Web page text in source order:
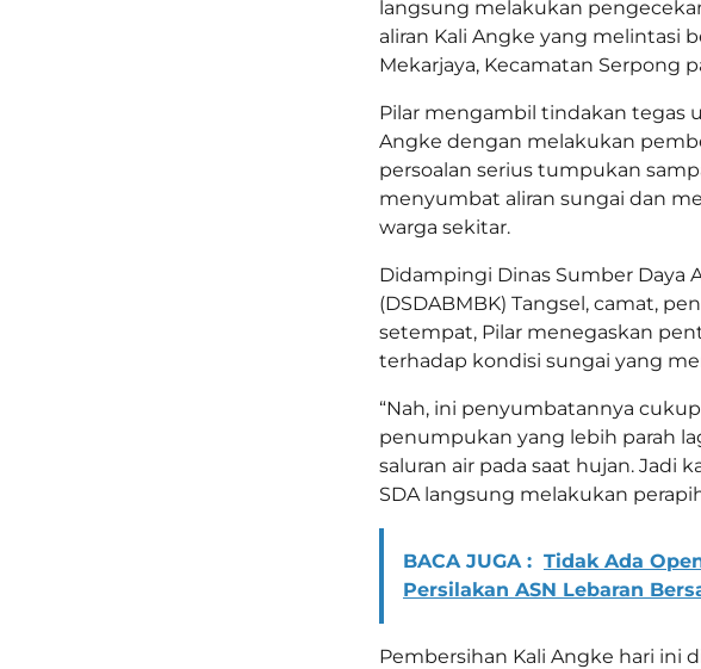
langsung melakukan
aliran Kali Angke yang melintasi
Mekarjaya, Kecamatan Serpong
Pilar mengambil tindakan tegas
Angke dengan melakukan
persoalan serius tumpukan
menyumbat aliran sungai dan
warga sekitar.
Didampingi Dinas Sumber Daya
(DSDABMBK) Tangsel, camat,
setempat, Pilar menegaskan
terhadap kondisi sungai yang
“Nah, ini penyumbatannya
penumpukan yang lebih parah
saluran air pada saat hujan. Jadi
SDA langsung melakukan
BACA JUGA : Tidak Ada
Persilakan ASN Lebaran
Pembersihan Kali Angke hari ini